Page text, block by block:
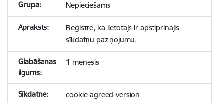
Nepieciešams
Reģistrē, ka lietotājs ir apstiprinājis
sīkdatņu paziņojumu.
1 mēnesis
cookie-agreed-version